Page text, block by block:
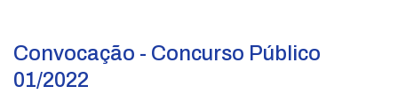
Convocação - Concurso Público
01/2022